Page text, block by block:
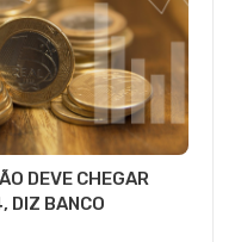
DEVE CHEGAR
DIZ BANCO